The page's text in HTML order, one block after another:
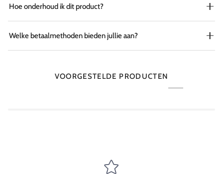
Hoe onderhoud ik dit product?
Welke betaalmethoden bieden jullie aan?
VOORGESTELDE PRODUCTEN